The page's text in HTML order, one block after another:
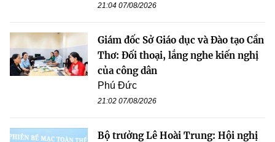
21:04 07/08/2026
Giám đốc Sở Giáo dục và Đào tạo Cần
Thơ: Đối thoại, lắng nghe kiến nghị
của công dân
Phú Đức
21:02 07/08/2026
Bộ trưởng Lê Hoài Trung: Hội nghị